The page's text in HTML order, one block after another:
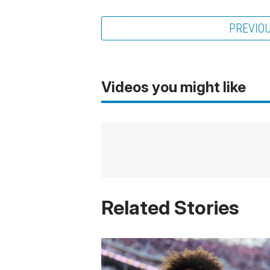
Videos you might like
Related Stories